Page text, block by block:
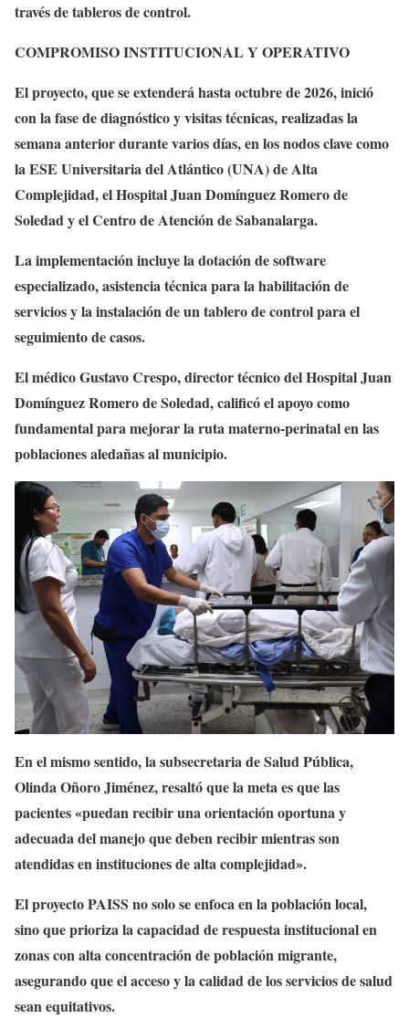
través de tableros de control.
COMPROMISO INSTITUCIONAL Y OPERATIVO
El proyecto, que se extenderá hasta octubre de 2026, inició
con la fase de diagnóstico y visitas técnicas, realizadas la
semana anterior durante varios días, en los nodos clave como
la ESE Universitaria del Atlántico (UNA) de Alta
Complejidad, el Hospital Juan Domínguez Romero de
Soledad y el Centro de Atención de Sabanalarga.
La implementación incluye la dotación de software
especializado, asistencia técnica para la habilitación de
servicios y la instalación de un tablero de control para el
seguimiento de casos.
El médico Gustavo Crespo, director técnico del Hospital Juan
Domínguez Romero de Soledad, calificó el apoyo como
fundamental para mejorar la ruta materno-perinatal en las
poblaciones aledañas al municipio.
En el mismo sentido, la subsecretaria de Salud Pública,
Olinda Oñoro Jiménez, resaltó que la meta es que las
pacientes «puedan recibir una orientación oportuna y
adecuada del manejo que deben recibir mientras son
atendidas en instituciones de alta complejidad».
El proyecto PAISS no solo se enfoca en la población local,
sino que prioriza la capacidad de respuesta institucional en
zonas con alta concentración de población migrante,
asegurando que el acceso y la calidad de los servicios de salud
sean equitativos.